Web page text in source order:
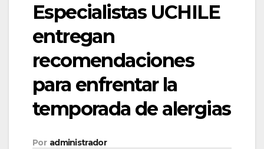
Especialistas UCHILE
entregan
recomendaciones
para enfrentar la
temporada de alergias
Por administrador